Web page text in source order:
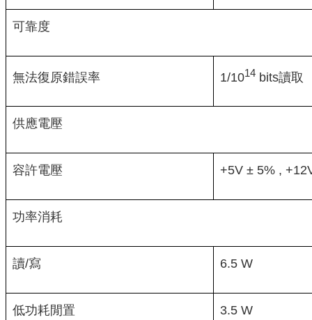
可靠度
無法復原錯誤率 1/1014bits讀取
供應電壓
容許電壓 +5V ± 5% ,
功率消耗
讀/寫 6.5 W
低功耗閒置 3.5 W